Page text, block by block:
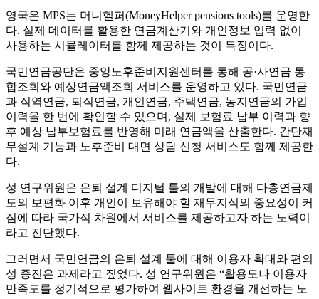
영국은 MPS는 머니헬퍼(MoneyHelper pensions tools)를 운영한
다. 실제 데이터를 활용한 연금계산기와 개인정보 입력 없이
사용하는 시뮬레이터를 함께 제공하는 것이 특징이다.
국민연금공단은 중앙노후준비지원센터를 통해 공·사연금 통
합조회와 예상연금액조회 서비스를 운영하고 있다. 국민연금
과 직역연금, 퇴직연금, 개인연금, 주택연금, 농지연금의 가입
이력을 한 번에 확인할 수 있으며, 실제 보험료 납부 이력과 향
후 예상 납부보험료를 반영해 미래 연금액을 산출한다. 간단재
무설계 기능과 노후준비 대면 상담 신청 서비스도 함께 제공한
다.
성 연구위원은 은퇴 설계 디지털 툴의 개발에 대해 다층연금제
도의 보편화 이후 개인이 보유해야 할 재무지식의 중요성이 커
짐에 따라 국가적 차원에서 서비스를 제공하고자 하는 노력이
라고 진단했다.
그러면서 국민연금의 은퇴 설계 툴에 대해 이용자 확대와 편의
성 증진은 과제라고 짚었다. 성 연구위원은 “활용도나 이용자
만족도를 정기적으로 평가하여 웹사이트 환경을 개선하는 노